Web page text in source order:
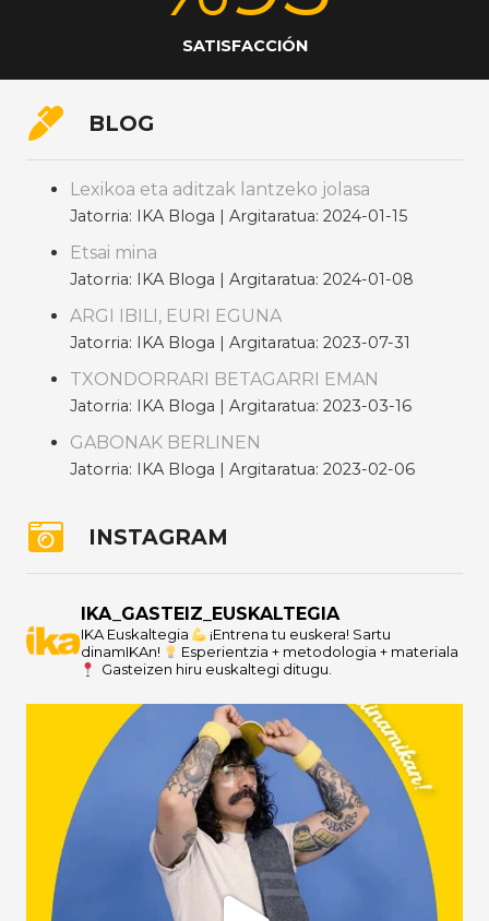
SATISFACCIÓN
BLOG
Lexikoa eta aditzak lantzeko jolasa
Jatorria: IKA Bloga Argitaratua: 2024-01-15
Etsai mina
Jatorria: IKA Bloga Argitaratua: 2024-01-08
ARGI IBILI, EURI EGUNA
Jatorria: IKA Bloga Argitaratua: 2023-07-31
TXONDORRARI BETAGARRI EMAN
Jatorria: IKA Bloga Argitaratua: 2023-03-16
GABONAK BERLINEN
Jatorria: IKA Bloga Argitaratua: 2023-02-06
INSTAGRAM
IKA_GASTEIZ_EUSKALTEGIA
IKA Euskaltegia
¡Entrena tu euskera! Sartu
dinamIKAn!
Esperientzia + metodologia + materiala
Gasteizen hiru euskaltegi ditugu.